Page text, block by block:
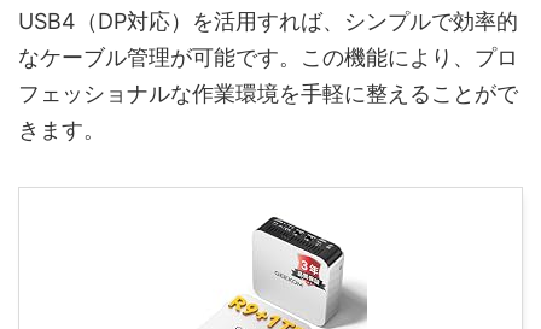
USB4（DP対応）を活用すれば、シンプルで効率的
なケーブル管理が可能です。この機能により、プロ
フェッショナルな作業環境を手軽に整えることがで
きます。